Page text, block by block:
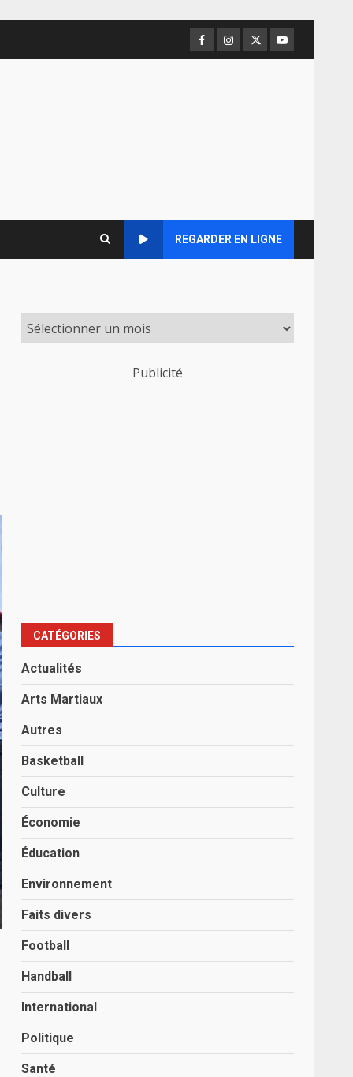
Facebook
Instagram
TwitterYoutube
REGARDER EN LIGNE
Publicité
CATÉGORIES
Actualités
Arts Martiaux
Autres
Basketball
Culture
Économie
Éducation
Environnement
Faits divers
Football
Handball
International
Politique
Santé